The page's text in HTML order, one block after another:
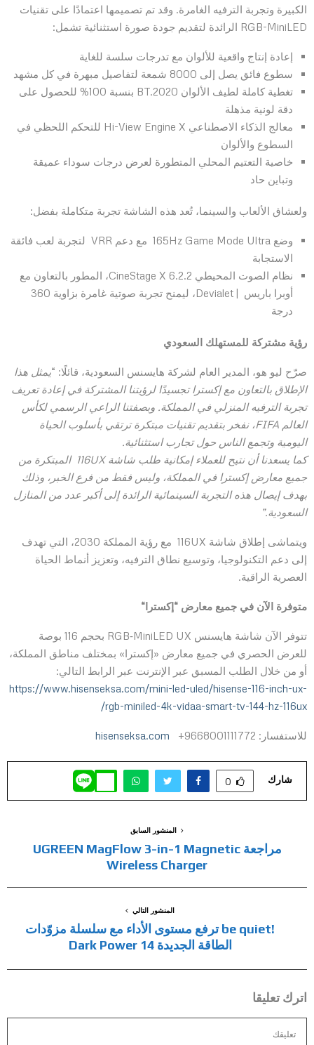
الكبيرة وتجربة الترفيه الغامرة. وقد تم تصميمها اعتمادًا على تقنيات
RGB-MiniLED الرائدة لتقديم جودة صورة استثنائية تشمل:
إعادة إنتاج واقعية للألوان مع تدرجات سلسة للغاية
سطوع فائق يصل إلى 8000 شمعة لتفاصيل مبهرة في كل مشهد
تغطية كاملة لطيف الألوان BT.2020 بنسبة 100% للحصول على
دقة لونية مذهلة
معالج الذكاء الاصطناعي Hi-View Engine X للتحكم اللحظي في
السطوع والألوان
خاصية التعتيم المحلي المتطورة لعرض درجات سوداء عميقة
وتباين حاد
ولعشاق الألعاب والسينما، تُعد هذه الشاشة تجربة متكاملة بفضل:
وضع 165Hz Game Mode Ultra مع دعم VRR لتجربة لعب فائقة
الاستجابة
نظام الصوت المحيطي 6.2.2 CineStage X، المطور بالتعاون مع
أوبرا باريس | Devialet، ليمنح تجربة صوتية غامرة بزاوية 360
درجة
رؤية مشتركة للمستهلك السعودي
صرّح ليو هو، المدير العام لشركة هايسنس السعودية، قائلًا: “يمثل هذا
الإطلاق بالتعاون مع إكسترا تجسيدًا لرؤيتنا المشتركة في إعادة تعريف
تجربة الترفيه المنزلي في المملكة. وبصفتنا الراعي الرسمي لكأس
العالم FIFA، نفخر بتقديم تقنيات مبتكرة ترتقي بأسلوب الحياة
اليومية وتجمع الناس حول تجارب استثنائية
كما يسعدنا أن نتيح للعملاء إمكانية طلب شاشة 116UX
المبتكرة من
جميع معارض إكسترا في المملكة، وليس فقط من فرع الخبر، وذلك
بهدف إيصال هذه التجربة السينمائية الرائدة إلى أكبر عدد من المنازل
السعودية.”
ويتماشى إطلاق شاشة 116UX مع رؤية المملكة 2030، التي تهدف
إلى دعم التكنولوجيا، وتوسيع نطاق الترفيه، وتعزيز أنماط الحياة
العصرية الراقية.
متوفرة الآن في جميع معارض “إكسترا“
تتوفر الآن شاشة هايسنس RGB‑MiniLED UX بحجم 116 بوصة
للعرض الحصري في جميع معارض «إكسترا» بمختلف مناطق المملكة،
أو من خلال الطلب المسبق عبر الإنترنت عبر الرابط التالي:
https://www.hisenseksa.com/mini-led-uled/hisense-116-inch-ux-
rgb-miniled-4k-vidaa-smart-tv-144-hz-116ux/
للاستفسار: 9668001111772+ hisenseksa.com
شارك 0
المنشور السابق
مراجعة UGREEN MagFlow 3-in-1 Magnetic
Wireless Charger
المنشور التالي
!be quiet ترفع مستوى الأداء مع سلسلة مزوّدات
الطاقة الجديدة Dark Power 14
اترك تعليقا